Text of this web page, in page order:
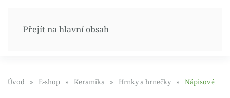
Přejít na hlavní obsah
Úvod E-shop Keramika Hrnky a hrnečky Nápisové